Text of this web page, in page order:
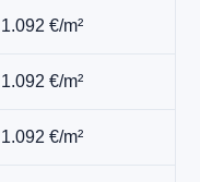
1.092 €/m²
1.092 €/m²
1.092 €/m²